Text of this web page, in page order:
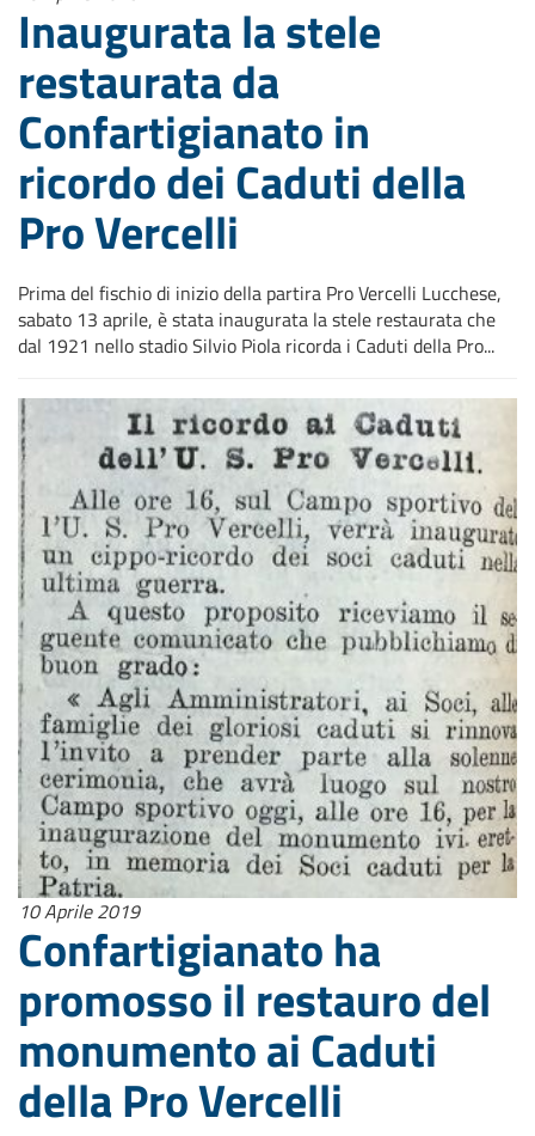
Inaugurata la stele
restaurata da
Confartigianato in
ricordo dei Caduti della
Pro Vercelli
Prima del fischio di inizio della partira Pro Vercelli Lucchese,
sabato 13 aprile, è stata inaugurata la stele restaurata che
dal 1921 nello stadio Silvio Piola ricorda i Caduti della Pro...
10 Aprile 2019
Confartigianato ha
promosso il restauro del
monumento ai Caduti
della Pro Vercelli